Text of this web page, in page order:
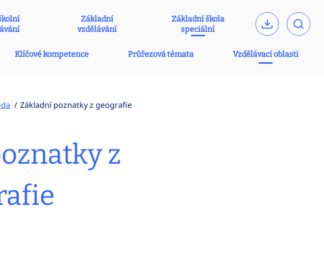
Základní
vzdělávání
Základní škola
speciální
Klíčové kompetence Průřezová témata Vzdělávací oblasti
Základní poznatky z geografie
z